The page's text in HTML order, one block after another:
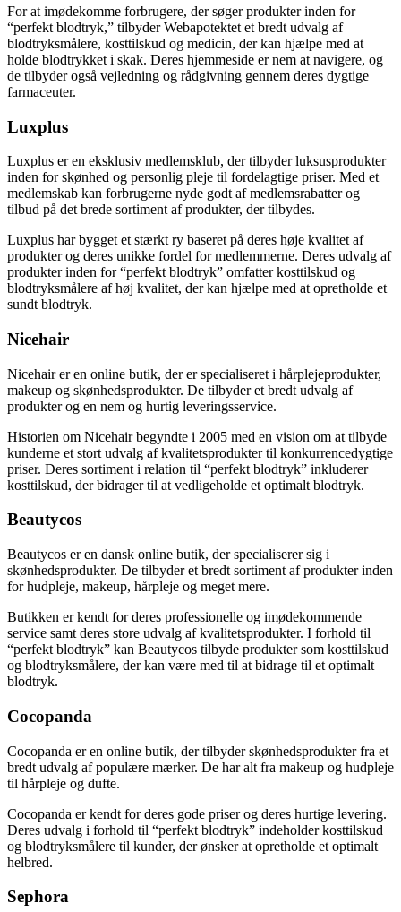
For at imødekomme forbrugere, der søger produkter inden for
“perfekt blodtryk,” tilbyder Webapotektet et bredt udvalg af
blodtryksmålere, kosttilskud og medicin, der kan hjælpe med at
holde blodtrykket i skak. Deres hjemmeside er nem at navigere, og
de tilbyder også vejledning og rådgivning gennem deres dygtige
farmaceuter.
Luxplus
Luxplus er en eksklusiv medlemsklub, der tilbyder luksusprodukter
inden for skønhed og personlig pleje til fordelagtige priser. Med et
medlemskab kan forbrugerne nyde godt af medlemsrabatter og
tilbud på det brede sortiment af produkter, der tilbydes.
Luxplus har bygget et stærkt ry baseret på deres høje kvalitet af
produkter og deres unikke fordel for medlemmerne. Deres udvalg af
produkter inden for “perfekt blodtryk” omfatter kosttilskud og
blodtryksmålere af høj kvalitet, der kan hjælpe med at opretholde et
sundt blodtryk.
Nicehair
Nicehair er en online butik, der er specialiseret i hårplejeprodukter,
makeup og skønhedsprodukter. De tilbyder et bredt udvalg af
produkter og en nem og hurtig leveringsservice.
Historien om Nicehair begyndte i 2005 med en vision om at tilbyde
kunderne et stort udvalg af kvalitetsprodukter til konkurrencedygtige
priser. Deres sortiment i relation til “perfekt blodtryk” inkluderer
kosttilskud, der bidrager til at vedligeholde et optimalt blodtryk.
Beautycos
Beautycos er en dansk online butik, der specialiserer sig i
skønhedsprodukter. De tilbyder et bredt sortiment af produkter inden
for hudpleje, makeup, hårpleje og meget mere.
Butikken er kendt for deres professionelle og imødekommende
service samt deres store udvalg af kvalitetsprodukter. I forhold til
“perfekt blodtryk” kan Beautycos tilbyde produkter som kosttilskud
og blodtryksmålere, der kan være med til at bidrage til et optimalt
blodtryk.
Cocopanda
Cocopanda er en online butik, der tilbyder skønhedsprodukter fra et
bredt udvalg af populære mærker. De har alt fra makeup og hudpleje
til hårpleje og dufte.
Cocopanda er kendt for deres gode priser og deres hurtige levering.
Deres udvalg i forhold til “perfekt blodtryk” indeholder kosttilskud
og blodtryksmålere til kunder, der ønsker at opretholde et optimalt
helbred.
Sephora